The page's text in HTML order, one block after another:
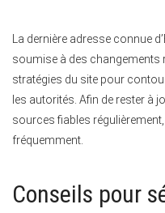
La dernière adresse connue
soumise à des changements
stratégies du site pour
les autorités. Afin de rester à
sources fiables régulièrement,
fréquemment.
Conseils pour